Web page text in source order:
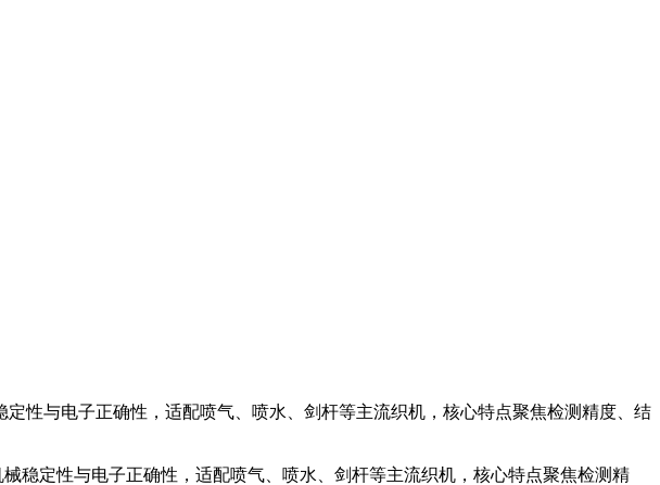
性与电子正确性，适配喷气、喷水、剑杆等主流织机，核心特点聚焦检测精度、结
定性与电子正确性，适配喷气、喷水、剑杆等主流织机，核心特点聚焦检测精